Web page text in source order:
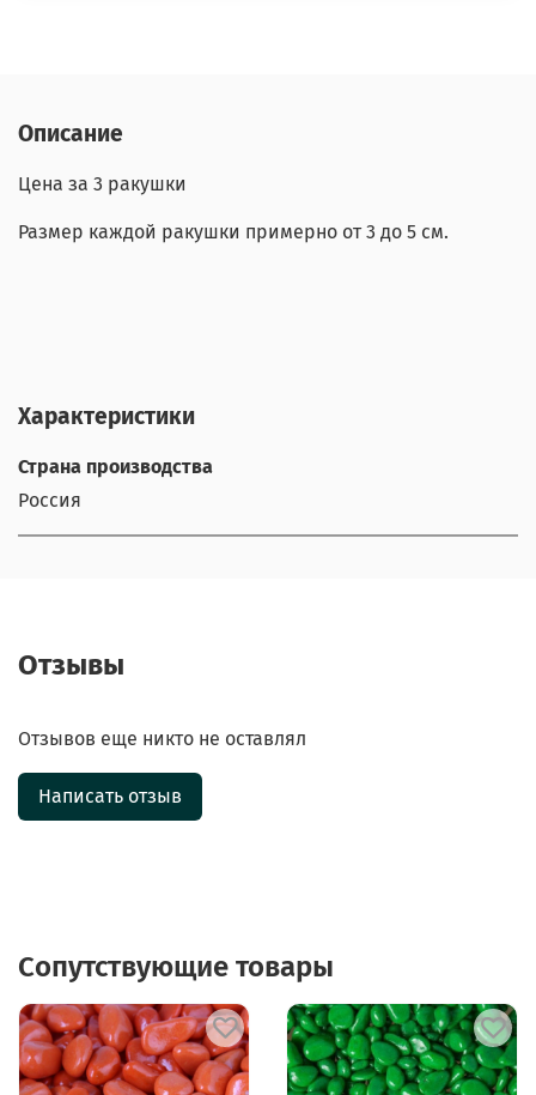
Описание
Цена за 3 ракушки
Размер каждой ракушки примерно от 3 до 5 см.
Характеристики
Страна производства
Россия
Отзывы
Отзывов еще никто не оставлял
Написать отзыв
Сопутствующие товары